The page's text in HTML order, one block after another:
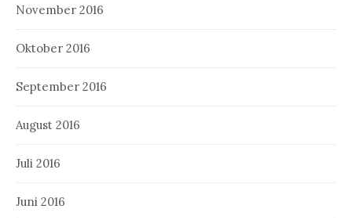
November 2016
Oktober 2016
September 2016
August 2016
Juli 2016
Juni 2016